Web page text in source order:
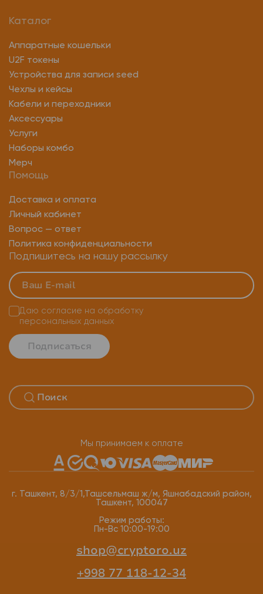
Каталог
Аппаратные кошельки
U2F токены
Устройства для записи seed
Чехлы и кейсы
Кабели и переходники
Аксессуары
Услуги
Наборы комбо
Мерч
Помощь
Доставка и оплата
Личный кабинет
Вопрос — ответ
Политика конфиденциальности
Подпишитесь на нашу рассылку
Подписаться
Даю согласие на обработку
персональных данных
Мы принимаем к оплате
г. Ташкент, 8/3/1,Ташсельмаш ж/м, Яшнабадский район,
Ташкент, 100047
Режим работы:
Пн-Вс 10:00-19:00
shop@cryptoro.uz
+998 77 118-12-34